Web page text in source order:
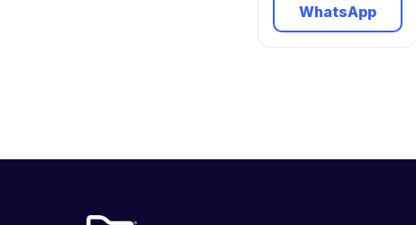
WhatsApp